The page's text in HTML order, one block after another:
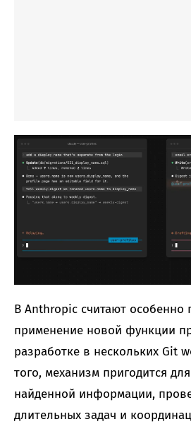
В Anthropic считают особенно
применение новой функции
разработке в нескольких Git
того, механизм пригодится
найденной информации,
длительных задач и